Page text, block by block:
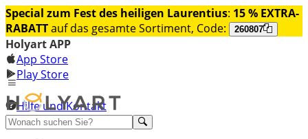
Special zum Fest des heiligen Laurentius: 15 % EXTRA-
RABATTauf das gesamte Sortiment, Code: 260807
Holyart APP
App Store
Play Store
Hilfe und Kontakt
Entdecken Sie Premium